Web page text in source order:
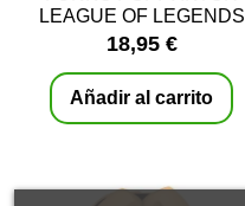
LEAGUE OF LEGENDS
ARCANE
18,95 €
Añadir al carrito